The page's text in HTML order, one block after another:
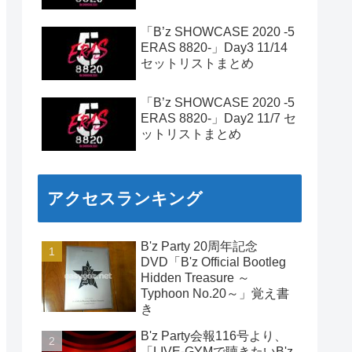
「B’z SHOWCASE 2020 -5
ERAS 8820-」Day3 11/14
セットリストまとめ
「B’z SHOWCASE 2020 -5
ERAS 8820-」Day2 11/7 セ
ットリストまとめ
アクセスランキング
B'z Party 20周年記念
DVD「B'z Official Bootleg
Hidden Treasure ～
Typhoon No.20～」覚え書
き
B'z Party会報116号より、